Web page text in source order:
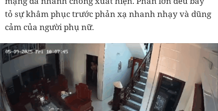
tỏ sự khâm phục trước phản xạ nhanh nhạy và dũng
cảm của người phụ nữ.